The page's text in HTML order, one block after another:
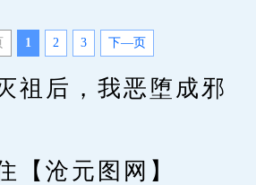
1 2 3 下—页
后，我恶堕成邪
沧元图网】